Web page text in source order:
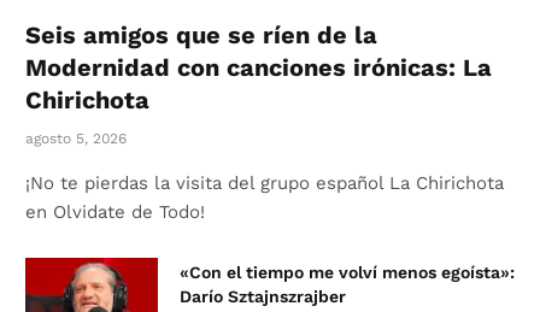
Seis amigos que se ríen de la
Modernidad con canciones irónicas: La
Chirichota
agosto 5, 2026
¡No te pierdas la visita del grupo español La Chirichota
en Olvidate de Todo!
«Con el tiempo me volví menos egoísta»:
Darío Sztajnszrajber